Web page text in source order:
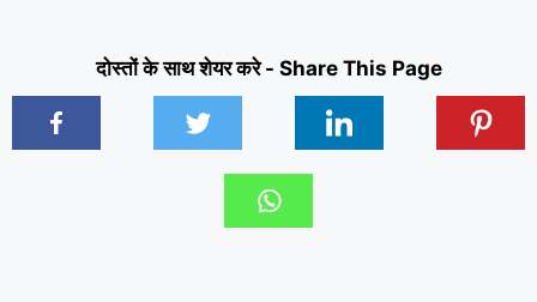
दोस्तों के साथ शेयर करे - Share This Page